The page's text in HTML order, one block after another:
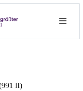
II)